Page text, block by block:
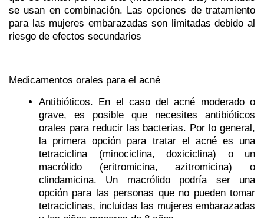
se usan en combinación. Las opciones de tratamiento
para las mujeres embarazadas son limitadas debido al
riesgo de efectos secundarios
Medicamentos orales para el acné
Antibióticos. En el caso del acné moderado o
grave, es posible que necesites antibióticos
orales para reducir las bacterias. Por lo general,
la primera opción para tratar el acné es una
tetraciclina (minociclina, doxiciclina) o un
macrólido (eritromicina, azitromicina) o
clindamicina. Un macrólido podría ser una
opción para las personas que no pueden tomar
tetraciclinas, incluidas las mujeres embarazadas